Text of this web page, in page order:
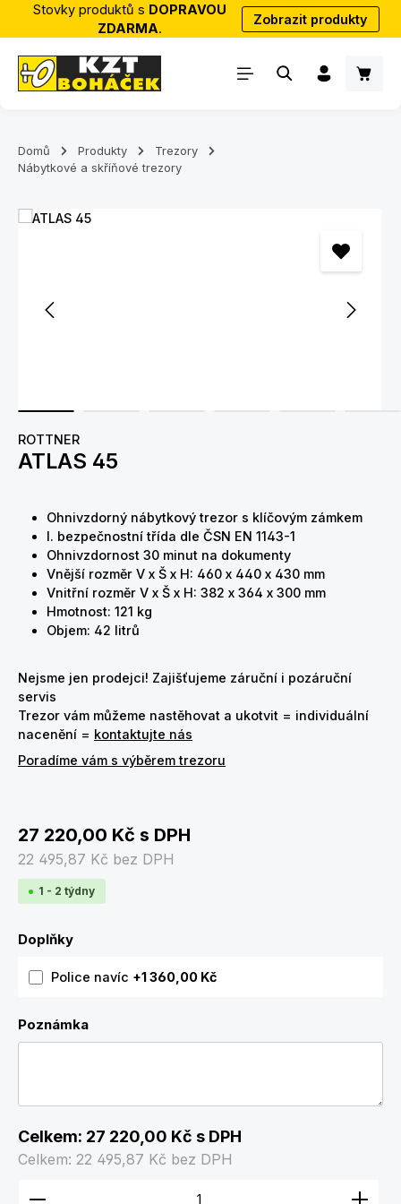
Přejít na hlavní obsah
Stovky produktů s DOPRAVOU
ZDARMA.
Zobrazit produkty
Domů Produkty
Trezory
Nábytkové a skříňové trezory
Přeskočit galerii obrázků
ROTTNER
ATLAS 45
Ohnivzdorný nábytkový trezor s klíčovým zámkem
I. bezpečnostní třída dle ČSN EN 1143-1
Ohnivzdornost 30 minut na dokumenty
Vnější rozměr V x Š x H: 460 x 440 x 430 mm
Vnitřní rozměr V x Š x H: 382 x 364 x 300 mm
Hmotnost: 121 kg
Objem: 42 litrů
Nejsme jen prodejci! Zajišťujeme záruční i pozáruční
servis
Trezor vám můžeme nastěhovat a ukotvit = individuální
nacenění = kontaktujte nás
Poradíme vám s výběrem trezoru
27 220,00 Kč s DPH
22 495,87 Kč bez DPH
1 - 2 týdny
Doplňky
Police navíc +1 360,00 Kč
Poznámka
Celkem: 27 220,00 Kč s DPH
Celkem: 22 495,87 Kč bez DPH
Množství produktu: Zadejte požadované